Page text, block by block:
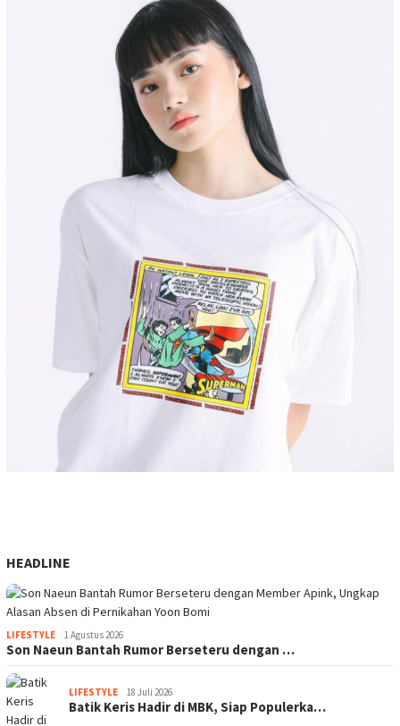
HEADLINE
LIFESTYLE 1 Agustus 2026
Son Naeun Bantah Rumor Berseteru dengan …
LIFESTYLE 18 Juli 2026
Batik Keris Hadir di MBK, Siap Populerka…